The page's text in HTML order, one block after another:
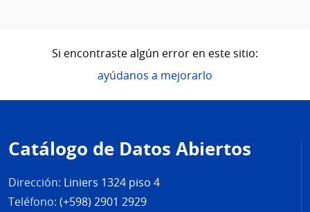
Si encontraste algún error en este sitio:
ayúdanos a mejorarlo
de
página
Catálogo de Datos Abiertos
Dirección: Liniers 1324 piso 4
Teléfono: (+598) 2901 2929